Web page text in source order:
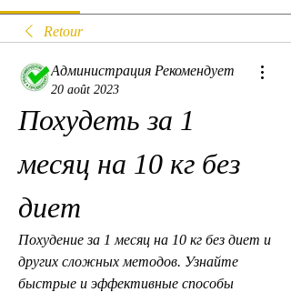
Retour
Администрация Рекомендует
20 août 2023
Похудеть за 1
месяц на 10 кг без
диет
Похудение за 1 месяц на 10 кг без диет и
других сложных методов. Узнайте
быстрые и эффективные способы